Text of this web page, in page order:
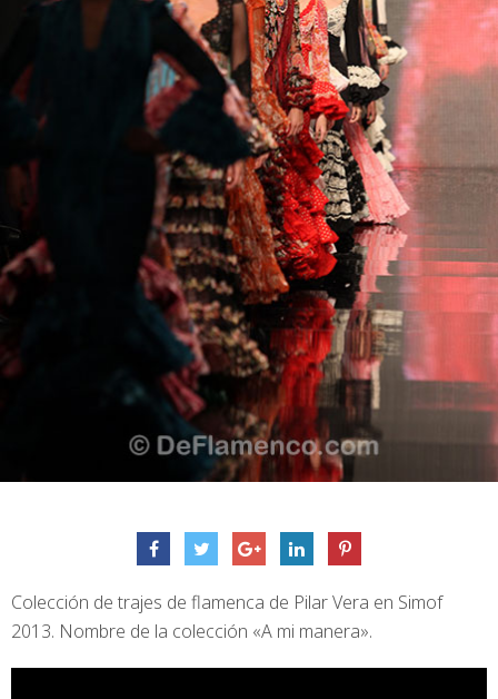
Colección de trajes de flamenca de Pilar Vera en Simof
2013. Nombre de la colección «A mi manera».